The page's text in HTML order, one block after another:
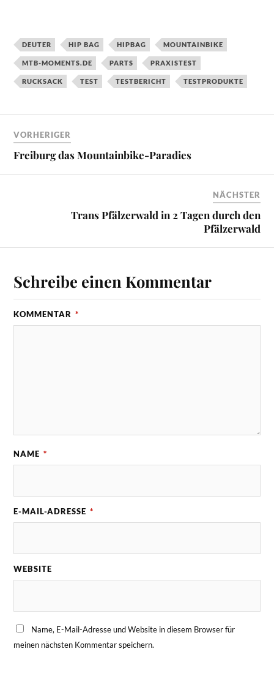
DEUTER HIP BAG HIPBAG MOUNTAINBIKE
MTB-MOMENTS.DE PARTS PRAXISTEST
RUCKSACK TEST TESTBERICHT TESTPRODUKTE
VORHERIGER
Freiburg das Mountainbike-Paradies
NÄCHSTER
Trans Pfälzerwald in 2 Tagen durch den
Pfälzerwald
Schreibe einen Kommentar
KOMMENTAR *
NAME *
E-MAIL-ADRESSE *
WEBSITE
Name, E-Mail-Adresse und Website in diesem Browser für
meinen nächsten Kommentar speichern.